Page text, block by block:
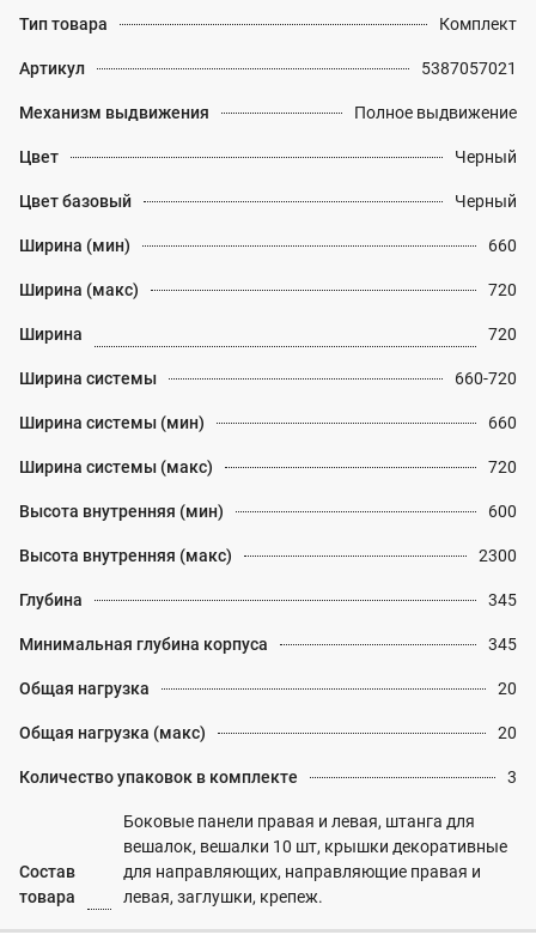
Тип товара Комплект
Артикул 5387057021
Механизм выдвижения Полное выдвижение
Цвет Черный
Цвет базовый Черный
Ширина (мин) 660
Ширина (макс) 720
Ширина 720
Ширина системы 660-720
Ширина системы (мин) 660
Ширина системы (макс) 720
Высота внутренняя (мин) 600
Высота внутренняя (макс) 2300
Глубина 345
Минимальная глубина корпуса 345
Общая нагрузка 20
Общая нагрузка (макс) 20
Количество упаковок в комплекте 3
Состав
товара
Боковые панели правая и левая, штанга для
вешалок, вешалки 10 шт, крышки декоративные
для направляющих, направляющие правая и
левая, заглушки, крепеж.